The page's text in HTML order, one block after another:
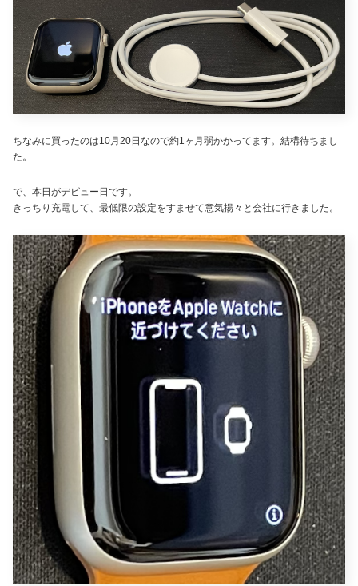
ちなみに買ったのは10月20日なので約1ヶ月弱かかってます。結構待ちまし
た。
で、本日がデビュー日です。
きっちり充電して、最低限の設定をすませて意気揚々と会社に行きました。